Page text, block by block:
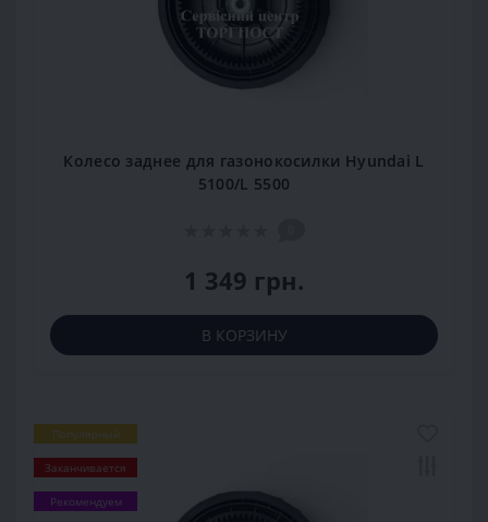
Колесо заднее для газонокосилки Hyundai L
5100/L 5500
1 349 грн.
В КОРЗИНУ
Популярный
Заканчивается
Рекомендуем